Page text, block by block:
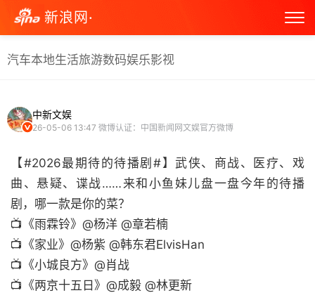
新浪网·
汽车本地生活旅游数码娱乐影视
中新文娱
26-05-06 13:47 微博认证：中国新闻网文娱官方微博
【#2026最期待的待播剧#】武侠、商战、医疗、戏
曲、悬疑、谍战……来和小鱼妹儿盘一盘今年的待播
剧，哪一款是你的菜？
📺《雨霖铃》@杨洋 @章若楠
📺《家业》@杨紫 @韩东君ElvisHan
📺《小城良方》@肖战
📺《两京十五日》@成毅 @林更新